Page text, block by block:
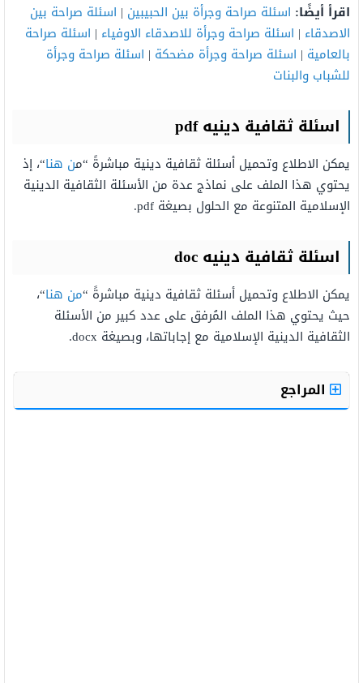
اقرأ أيضًا: اسئلة صراحة وجرأة بين الحبيبين | اسئلة صراحة بين
الاصدقاء | اسئلة صراحة وجرأة للاصدقاء الاوفياء | اسئلة صراحة
بالعامية | اسئلة صراحة وجرأة مضحكة | اسئلة صراحة وجرأة
للشباب والبنات
اسئلة ثقافية دينيهpdf
يمكن الاطلاع وتحميل أسئلة ثقافية دينية مباشرةً “من هنا“، إذ
يحتوي هذا الملف على نماذج عدة من الأسئلة الثقافية الدينية
الإسلامية المتنوعة مع الحلول بصيغة pdf.
اسئلة ثقافية دينيهdoc
يمكن الاطلاع وتحميل أسئلة ثقافية دينية مباشرةً “من هنا“،
حيث يحتوي هذا الملف المُرفق على عدد كبير من الأسئلة
الثقافية الدينية الإسلامية مع إجاباتها، وبصيغة docx.
المراجع